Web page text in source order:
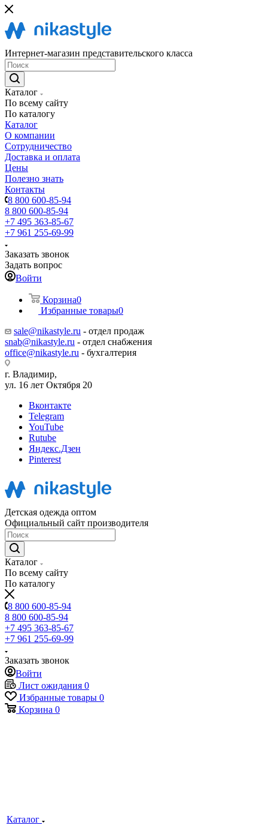
Интернет-магазин представительского класса
Каталог
По всему сайту
По каталогу
Каталог
О компании
Сотрудничество
Доставка и оплата
Цены
Полезно знать
Контакты
8 800 600-85-94
8 800 600-85-94
+7 495 363-85-67
+7 961 255-69-99
Заказать звонок
Задать вопрос
Войти
Корзина0
Избранные товары0
sale@nikastyle.ru - отдел продаж
snab@nikastyle.ru - отдел снабжения
office@nikastyle.ru - бухгалтерия
г. Владимир,
ул. 16 лет Октября 20
Вконтакте
Telegram
YouTube
Rutube
Яндекс.Дзен
Pinterest
Детская одежда оптом
Официальный сайт производителя
Каталог
По всему сайту
По каталогу
8 800 600-85-94
8 800 600-85-94
+7 495 363-85-67
+7 961 255-69-99
Заказать звонок
Войти
Лист ожидания 0
Избранные товары 0
Корзина 0
Каталог